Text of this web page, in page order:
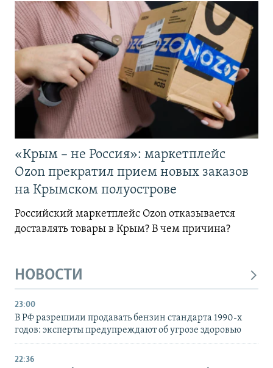
«Крым – не Россия»: маркетплейс
Ozon прекратил прием новых заказов
на Крымском полуострове
Российский маркетплейс Ozon отказывается
доставлять товары в Крым? В чем причина?
НОВОСТИ
23:00
В РФ разрешили продавать бензин стандарта 1990-х
годов: эксперты предупреждают об угрозе здоровью
22:36